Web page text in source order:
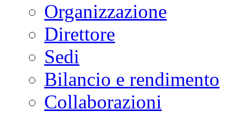
Organizzazione
Direttore
Sedi
Bilancio e rendimento
Collaborazioni